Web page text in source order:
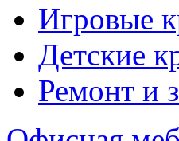
Игровые
Детские
Ремонт и